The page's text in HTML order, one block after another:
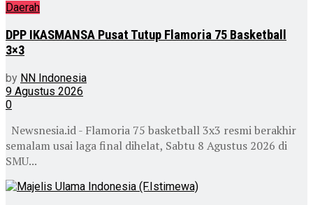
Daerah
DPP IKASMANSA Pusat Tutup Flamoria 75 Basketball
3×3
by NN Indonesia
9 Agustus 2026
0
Newsnesia.id - Flamoria 75 basketball 3x3 resmi berakhir
semalam usai laga final dihelat, Sabtu 8 Agustus 2026 di
SMU...